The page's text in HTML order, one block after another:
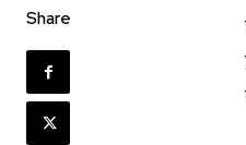
Share